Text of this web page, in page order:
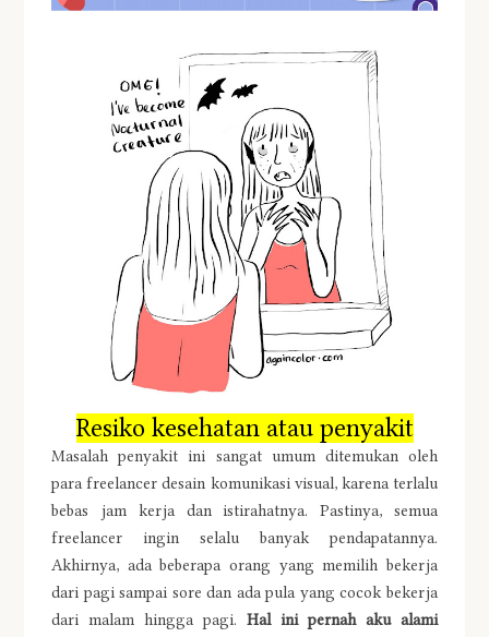
Resiko kesehatan atau penyakit
Masalah penyakit ini sangat umum ditemukan oleh
para freelancer desain komunikasi visual, karena terlalu
bebas jam kerja dan istirahatnya. Pastinya, semua
freelancer ingin selalu banyak pendapatannya.
Akhirnya, ada beberapa orang yang memilih bekerja
dari pagi sampai sore dan ada pula yang cocok bekerja
dari malam hingga pagi. Hal ini pernah aku alami